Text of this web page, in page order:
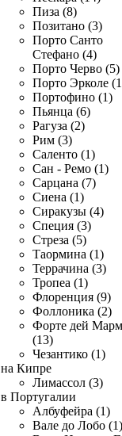
Пиза (8)
Позитано (3)
Порто Санто
Стефано (4)
Порто Черво (5)
Порто Эрколе
Портофино (1)
Пьянца (6)
Рагуза (2)
Рим (3)
Саленто (1)
Сан - Ремо (1)
Сарцана (7)
Сиена (1)
Сиракузы (4)
Специя (3)
Стреза (5)
Таормина (1)
Террачина (3)
Тропеа (1)
Флоренция (9)
Фоллоника (2)
Форте дей
(13)
Чезантико (1)
на Кипре
Лимассол (3)
в Португалии
Албуфейра (1)
Вале до Лобо (1)